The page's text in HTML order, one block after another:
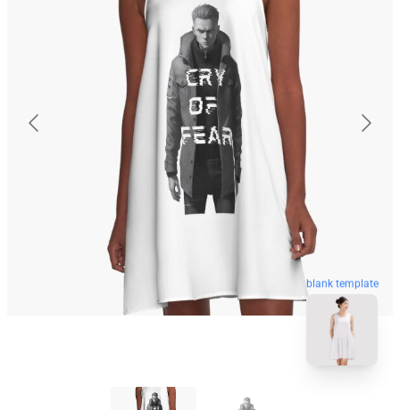
blank template